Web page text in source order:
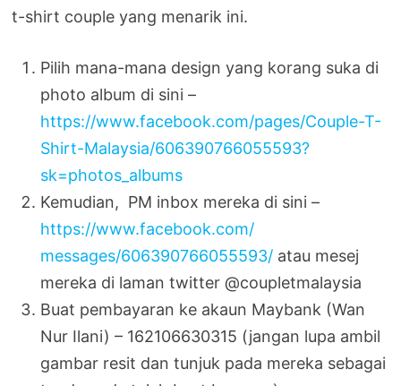
t-shirt couple yang menarik ini.
Pilih mana-mana design yang korang suka di
photo album di sini –
https://www.facebook.com/pages/Couple-T-
Shirt-Malaysia/606390766055593?
sk=photos_albums
Kemudian, PM inbox mereka di sini –
https://www.facebook.com/
messages/606390766055593/ atau mesej
mereka di laman twitter @coupletmalaysia
Buat pembayaran ke akaun Maybank (Wan
Nur Ilani) – 162106630315 (jangan lupa ambil
gambar resit dan tunjuk pada mereka sebagai